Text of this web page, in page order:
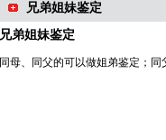
兄弟姐妹鉴定
兄弟姐妹鉴定
同母、同父的可以做姐弟鉴定；